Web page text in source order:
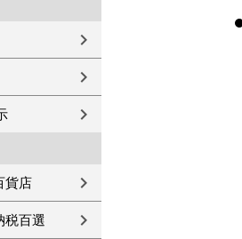
貨店
税百選